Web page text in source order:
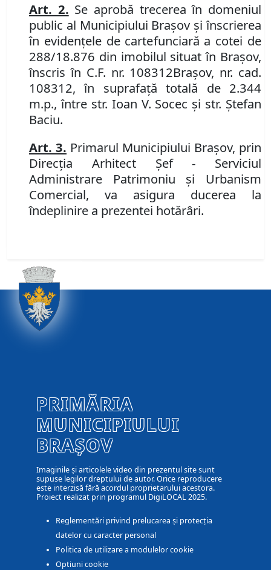
Art. 2. Se aprobă trecerea în domeniul
public al Municipiului Braşov şi înscrierea
în evidenţele de cartefunciară a cotei de
288/18.876 din imobilul situat în Braşov,
înscris în C.F. nr. 108312Brașov, nr. cad.
108312, în suprafață totală de 2.344
m.p., între str. Ioan V. Socec și str. Ștefan
Baciu.
Art. 3. Primarul Municipiului Braşov, prin
Direcţia Arhitect Şef - Serviciul
Administrare Patrimoniu şi Urbanism
Comercial, va asigura ducerea la
îndeplinire a prezentei hotărâri.
PRIMĂRIA
MUNICIPIULUI
BRAȘOV
Imaginile și articolele video din prezentul site sunt
supuse legilor dreptului de autor. Orice reproducere
este interzisă fără acordul proprietarului acestora.
Proiect realizat prin programul DigiLOCAL 2025.
Reglementări privind prelucarea și protecția
datelor cu caracter personal
Politica de utilizare a modulelor cookie
Optiuni cookie